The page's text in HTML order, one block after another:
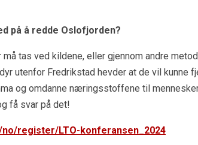
på å redde Oslofjorden?
tas ved kildene, eller gjennom andre
utenfor Fredrikstad hevder at de vil kunne
og omdanne næringsstoffene til
få svar på det!
register/LTO-konferansen_2024